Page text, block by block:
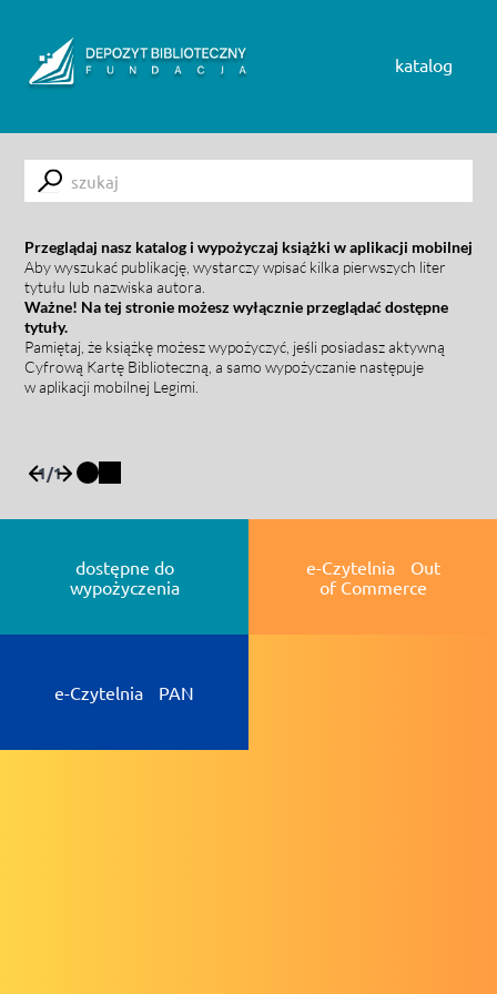
katalog
Submit
Przeglądaj nasz katalog i wypożyczaj książki w aplikacji mobilnej
Aby wyszukać publikację, wystarczy wpisać kilka pierwszych liter
tytułu lub nazwiska autora.
Ważne! Na tej stronie możesz wyłącznie przeglądać dostępne
tytuły.
Pamiętaj, że książkę możesz wypożyczyć, jeśli posiadasz aktywną
Cyfrową Kartę Biblioteczną, a samo wypożyczanie następuje
w aplikacji mobilnej Legimi.
1/1
dostępne do
wypożyczenia
e-Czytelnia Out
of Commerce
e-Czytelnia PAN